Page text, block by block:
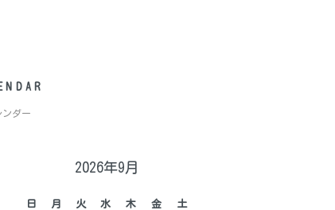
ンダー
2026年9月
日 月 火 水 木 金 土